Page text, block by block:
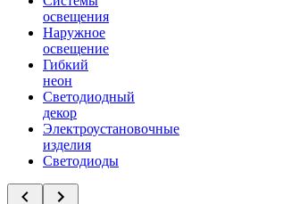
освещения
Наружное
освещение
Гибкий
неон
Светодиодный
декор
Электроустановочные
изделия
Светодиоды